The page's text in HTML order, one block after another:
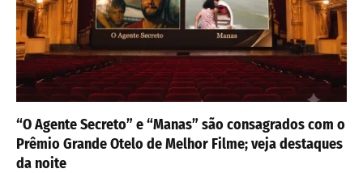
“O Agente Secreto” e “Manas” são consagrados com o
Prêmio Grande Otelo de Melhor Filme; veja destaques
da noite